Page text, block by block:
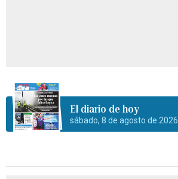
El diario de hoy
sábado, 8 de agosto de 2026